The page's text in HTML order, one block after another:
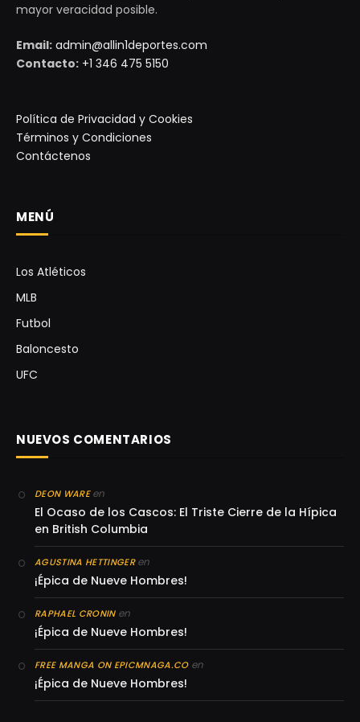
mayor veracidad posible.
Email: admin@allin1deportes.com
Contacto: +1 346 475 5150
Política de Privacidad y Cookies
Términos y Condiciones
Contáctenos
MENÚ
Los Atléticos
MLB
Futbol
Baloncesto
UFC
NUEVOS COMENTARIOS
DEON WAREen
El Ocaso de los Cascos: El Triste Cierre de la Hípica
en British Columbia
AGUSTINA HETTINGERen
¡Épica de Nueve Hombres!
RAPHAEL CRONINen
¡Épica de Nueve Hombres!
FREE MANGA ON EPICMNAGA.COen
¡Épica de Nueve Hombres!